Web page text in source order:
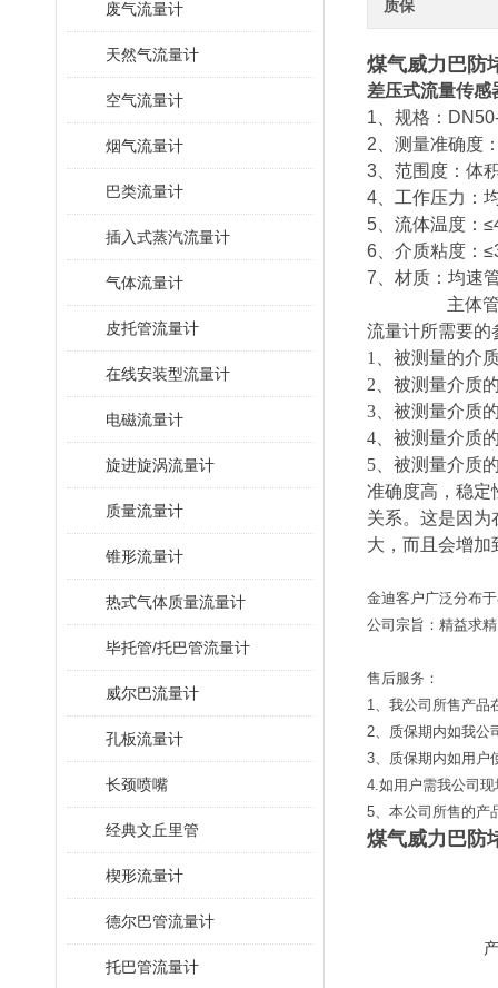
废气流量计
天然气流量计
空气流量计
烟气流量计
巴类流量计
插入式蒸汽流量计
气体流量计
皮托管流量计
在线安装型流量计
电磁流量计
旋进旋涡流量计
质量流量计
锥形流量计
热式气体质量流量计
毕托管/托巴管流量计
威尔巴流量计
孔板流量计
长颈喷嘴
经典文丘里管
楔形流量计
德尔巴管流量计
托巴管流量计
质保
煤气威力巴防
差压式流量传感
1、规格：
2、测量准确度
3、范围度：体
4、工作压力：
5、流体温度：
6、介质粘度：
7、材质：均速
主体管、法
流量计所需要的
1、被测量的介
2、被测量介质
3、被测量介质
4、被测量介质
5、被测量介质
准确度高，稳定
关系。这是因
大，而且会增加
金迪客户广泛分布
公司宗旨：精益求
售后服务：
1、我公司所售产品
2、质保期内如我公
3、质保期内如用户
4.如用户需我公司
5、本公司所售的产
煤气威力巴防